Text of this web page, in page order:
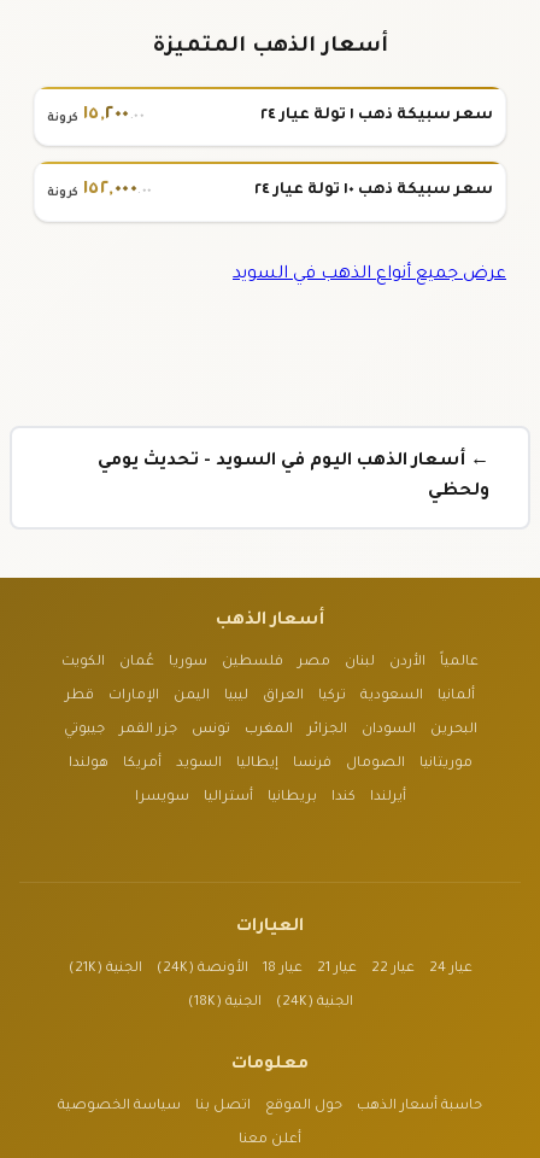
أسعار الذهب المتميزة
سعر سبيكة ذهب ١ تولة عيار ٢٤ ١٥,٢٠٠ .٠٠ كرونة
سعر سبيكة ذهب ١٠ تولة عيار ٢٤ ١٥٢,٠٠٠.٠٠ كرونة
عرض جميع أنواع الذهب في السويد
← أسعار الذهب اليوم في السويد - تحديث يومي
ولحظي
أسعار الذهب
عالمياً الأردن لبنان مصر فلسطين سوريا عُمان الكويت
ألمانيا السعودية تركيا العراق ليبيا اليمن الإمارات قطر
البحرين السودان الجزائر المغرب تونس جزر القمر جيبوتي
موريتانيا الصومال فرنسا إيطاليا السويد أمريكا هولندا
أيرلندا كندا بريطانيا أستراليا سويسرا
العيارات
عيار 24 عيار 22 عيار 21 عيار 18 الأونصة (24K) الجنية (21K)
الجنية (24K) الجنية (18K)
معلومات
حاسبة أسعار الذهب حول الموقع اتصل بنا سياسة الخصوصية
أعلن معنا